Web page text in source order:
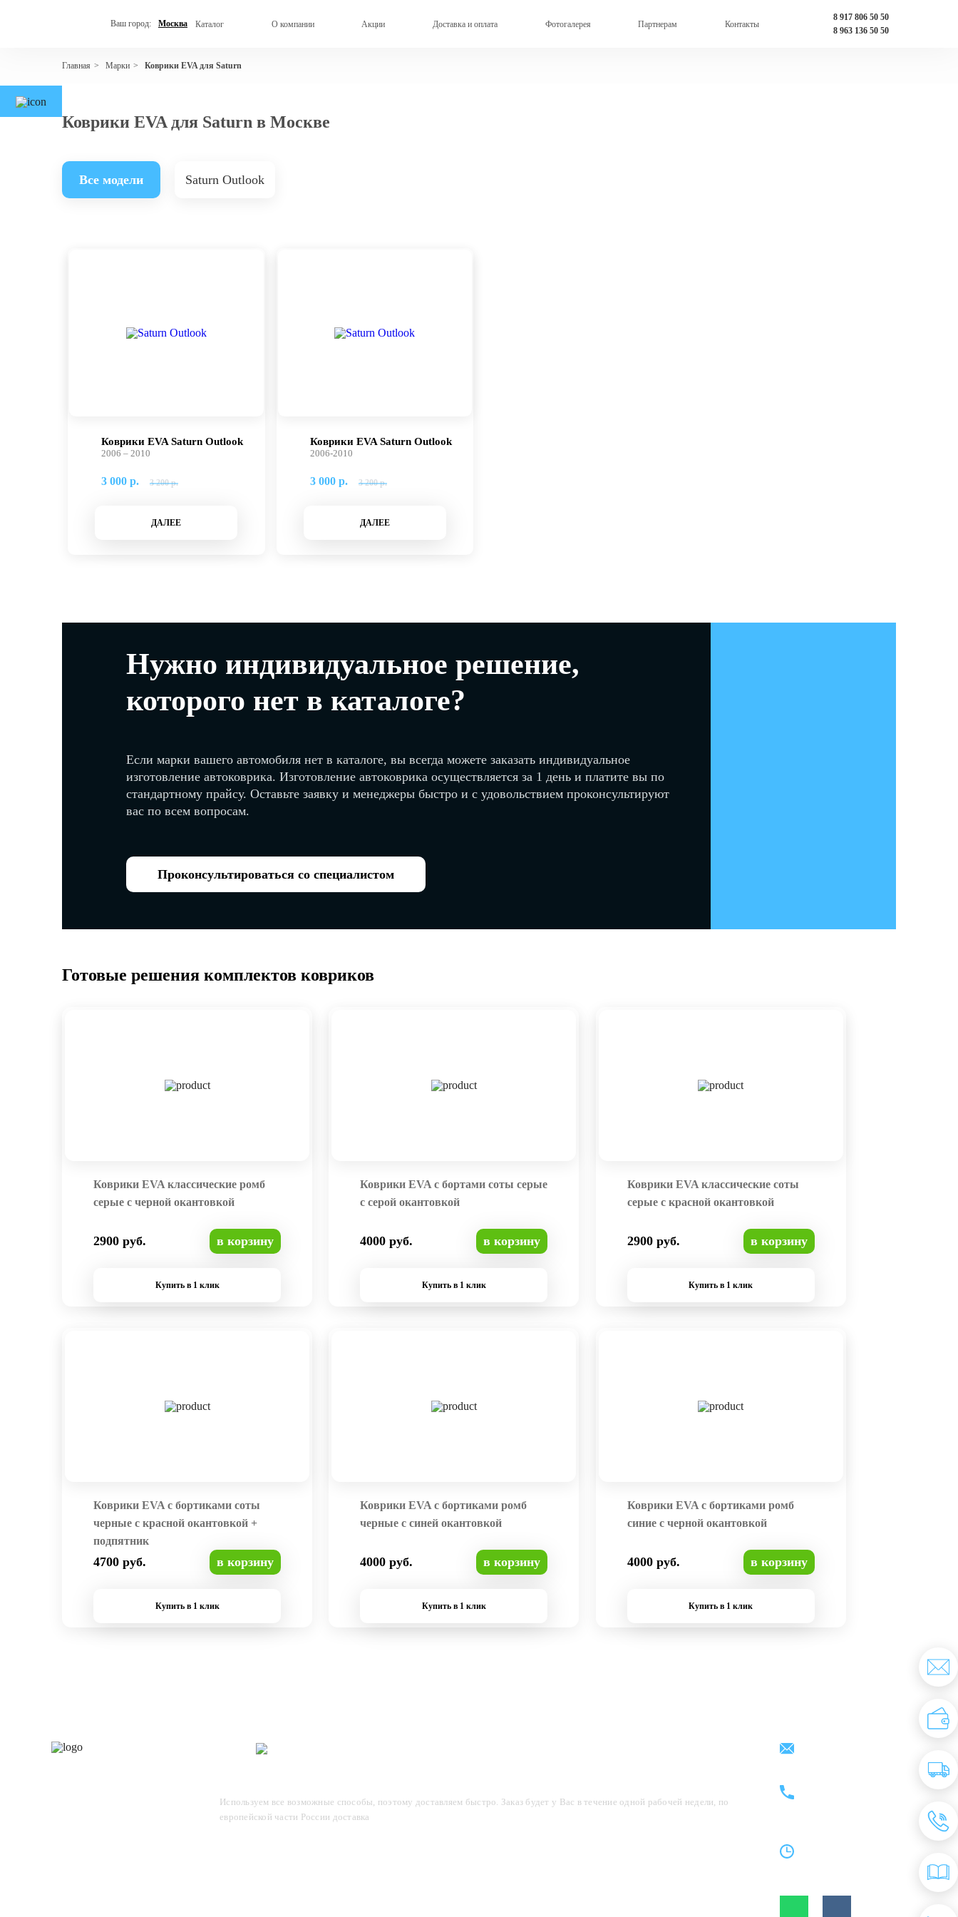
Ваш город: Москва Каталог О компании Акции Доставка и оплата Фотогалерея Партнерам Контакты
8 917 806 50 50
8 963 136 50 50
Главная > Марки > Коврики EVA для Saturn
Коврики EVA для Saturn в Москве
Все модели Saturn Outlook
Коврики EVA Saturn Outlook
2006 – 2010
3 000 р. 3 200 р.
ДАЛЕЕ
Коврики EVA Saturn Outlook
2006-2010
3 000 р. 3 200 р.
ДАЛЕЕ
Нужно индивидуальное решение,
которого нет в каталоге?
Если марки вашего автомобиля нет в каталоге, вы всегда можете заказать индивидуальное
изготовление автоковрика. Изготовление автоковрика осуществляется за 1 день и платите вы по
стандартному прайсу. Оставьте заявку и менеджеры быстро и с удовольствием проконсультируют
вас по всем вопросам.
Проконсультироваться со специалистом
Готовые решения комплектов ковриков
Коврики EVA классические ромб
серые с черной окантовкой
2900 руб. в корзину
Купить в 1 клик
Коврики EVA с бортами соты серые
с серой окантовкой
4000 руб. в корзину
Купить в 1 клик
Коврики EVA классические соты
серые с красной окантовкой
2900 руб. в корзину
Купить в 1 клик
Коврики EVA с бортиками соты
черные с красной окантовкой +
подпятник
4700 руб. в корзину
Купить в 1 клик
Коврики EVA с бортиками ромб
черные с синей окантовкой
4000 руб. в корзину
Купить в 1 клик
Коврики EVA с бортиками ромб
синие с черной окантовкой
4000 руб. в корзину
Купить в 1 клик
Используем все возможные способы, поэтому доставляем быстро. Заказ будет у Вас в течение одной рабочей недели, по
европейской части России доставка